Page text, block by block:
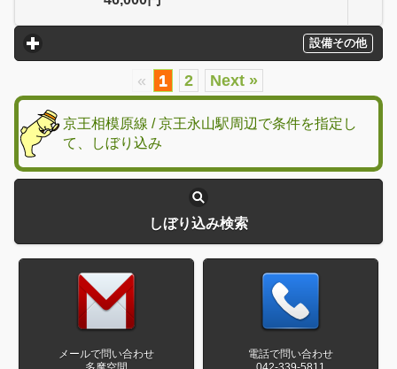
設備その他
click to expand contents
« 1 2 Next »
京王相模原線 / 京王永山駅周辺で条件を指定し
て、しぼり込み
しぼり込み検索
メールで問い合わせ
電話で問い合わせ